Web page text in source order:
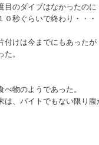
目のダイブはなかったのに
０秒ぐらいで終わり・・
付けは今までにもあったが
。
物のようであった。
は、バイトでもない限り